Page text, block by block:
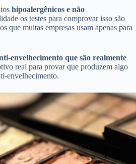
hipoalergênicos e não
os testes para comprovar isso são
que muitas empresas usam apenas para
envelhecimento que são realmente
real para provar que produzem algo
envelhecimento.